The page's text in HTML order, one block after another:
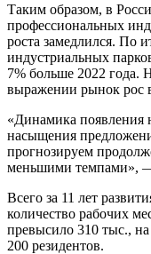
Таким образом, в
профессиональных
роста замедлился. По
индустриальных
7% больше 2022 года.
выражении рынок рос
«Динамика появления
насыщения
прогнозируем
меньшими темпами»,
Всего за 11 лет
количество рабочих
превысило 310 тыс.,
200 резидентов.